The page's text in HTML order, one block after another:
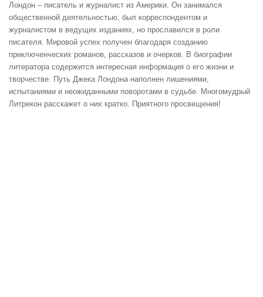
Лондон – писатель и журналист из Америки. Он занимался
общественной деятельностью, был корреспондентом и
журналистом в ведущих изданиях, но прославился в роли
писателя. Мировой успех получен благодаря созданию
приключенческих романов, рассказов и очерков. В биографии
литератора содержится интересная информация о его жизни и
творчестве. Путь Джека Лондона наполнен лишениями,
испытаниями и неожиданными поворотами в судьбе. Многомудрый
Литрекон расскажет о них кратко. Приятного просвещения!